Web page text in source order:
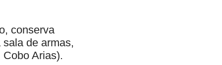
conserva
de armas,
Arias).